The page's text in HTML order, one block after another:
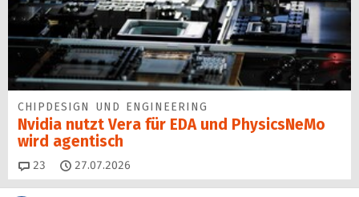
CHIPDESIGN UND ENGINEERING
Nvidia nutzt Vera für EDA und PhysicsNeMo
wird agentisch
23 Kommentare
27.07.2026